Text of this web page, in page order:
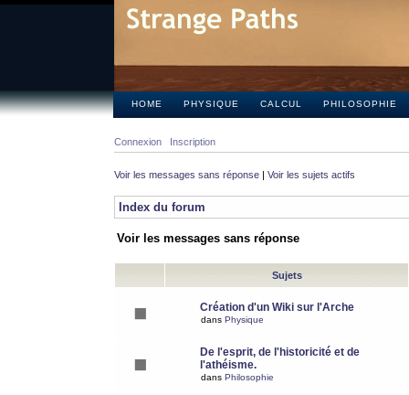
HOME PHYSIQUE CALCUL PHILOSOPHIE
Connexion Inscription
Voir les messages sans réponse | Voir les sujets actifs
Index du forum
Voir les messages sans réponse
Sujets
Création d'un Wiki sur l'Arche
dans Physique
De l'esprit, de l'historicité et de
l'athéisme.
dans Philosophie